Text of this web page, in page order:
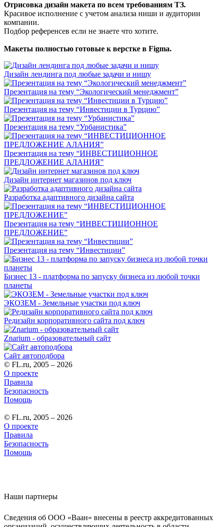
Отрисовка дизайн макета по всем требованиям ТЗ.
Красивое исполнение с учетом анализа ниши и аудитории
компании.
Подбор референсев если не знаете что хотите.
Макеты полностью готовые к верстке в Figma.
Дизайн лендинга под любые задачи и нишу
Презентация на тему “Экологический менеджмент”
Презентация на тему “Инвестиции в Турцию”
Презентация на тему “Урбанистика”
Презентация на тему “ИНВЕСТИЦИОННОЕ
ПРЕДЛОЖЕНИЕ АЛАНИЯ”
Дизайн интернет магазинов под ключ
Разработка адаптивного дизайна сайта
Презентация на тему “ИНВЕСТИЦИОННОЕ
ПРЕДЛОЖЕНИЕ”
Презентация на тему “Инвестиции”
Бизнес 13 - платформа по запуску бизнеса из любой точки
планеты
ЭКОЗЕМ - Земельные участки под ключ
Редизайн корпоративного сайта под ключ
Znarium - образовательный сайт
Сайт автоподбора
© FL.ru, 2005 – 2026
О проекте
Правила
Безопасность
Помощь
© FL.ru, 2005 – 2026
О проекте
Правила
Безопасность
Помощь
Наши партнеры
Сведения об ООО «Ваан» внесены в реестр аккредитованных